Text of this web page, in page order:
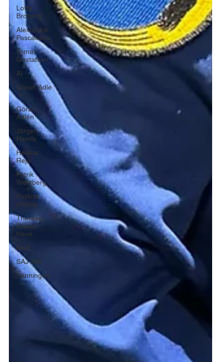
Lotta
Broberg
Alexandra
Pascalidou
Tomas
Gustafson
AI
Göran Adle
´n
Göran
Adlén
Jörgen
Hamle
Helena
Reje
Patrik
Westberg
Psykisk
ohälsa
Theresia
Olsson
Neve
Mod
SAJ 200
Sanningen